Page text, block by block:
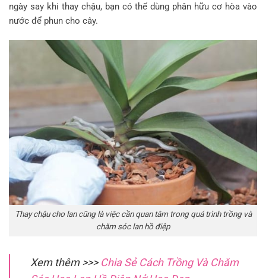
ngày say khi thay chậu, bạn có thể dùng phân hữu cơ hòa vào
nước để phun cho cây.
Thay chậu cho lan cũng là việc cần quan tâm trong quá trình trồng và
chăm sóc lan hồ điệp
Xem thêm >>>Chia Sẻ Cách Trồng Và Chăm